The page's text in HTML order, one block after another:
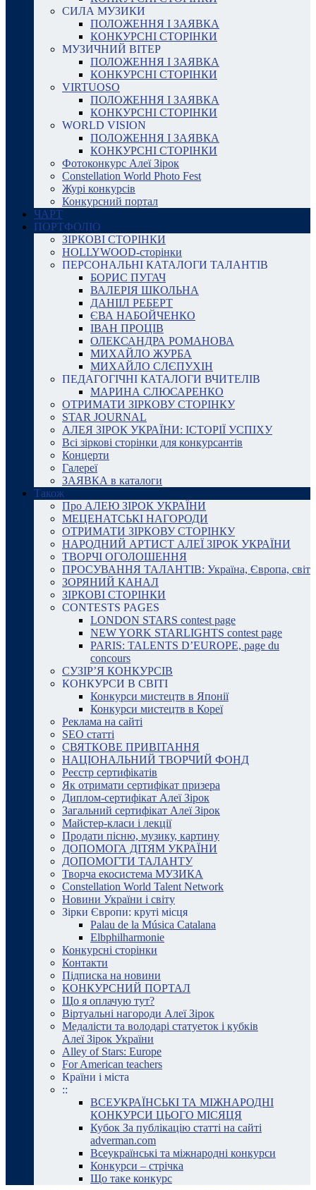
СИЛА МУЗИКИ
ПОЛОЖЕННЯ І ЗАЯВКА
КОНКУРСНІ СТОРІНКИ
МУЗИЧНИЙ ВІТЕР
ПОЛОЖЕННЯ І ЗАЯВКА
КОНКУРСНІ СТОРІНКИ
VIRTUOSO
ПОЛОЖЕННЯ І ЗАЯВКА
КОНКУРСНІ СТОРІНКИ
WORLD VISION
ПОЛОЖЕННЯ І ЗАЯВКА
КОНКУРСНІ СТОРІНКИ
Фотоконкурс Алеї Зірок
Constellation World Photo Fest
Журі конкурсів
Конкурсний портал
ЧАРТ
ПОРТФОЛІО
ЗІРКОВІ СТОРІНКИ
HOLLYWOOD-сторінки
ПЕРСОНАЛЬНІ КАТАЛОГИ ТАЛАНТІВ
БОРИС ПУГАЧ
ВАЛЕРІЯ ШКОЛЬНА
ДАНІІЛ РЕБЕРТ
ЄВА НАБОЙЧЕНКО
ІВАН ПРОЦІВ
ОЛЕКСАНДРА РОМАНОВА
МИХАЙЛО ЖУРБА
МИХАЙЛО СЛЄПУХІН
ПЕДАГОГІЧНІ КАТАЛОГИ ВЧИТЕЛІВ
МАРИНА СЛЮСАРЕНКО
ОТРИМАТИ ЗІРКОВУ СТОРІНКУ
STAR JOURNAL
АЛЕЯ ЗІРОК УКРАЇНИ: ІСТОРІЇ УСПІХУ
Всі зіркові сторінки для конкурсантів
Концерти
Галереї
ЗАЯВКА в каталоги
Також
Про АЛЕЮ ЗІРОК УКРАЇНИ
МЕЦЕНАТСЬКІ НАГОРОДИ
ОТРИМАТИ ЗІРКОВУ СТОРІНКУ
НАРОДНИЙ АРТИСТ АЛЕЇ ЗІРОК УКРАЇНИ
ТВОРЧІ ОГОЛОШЕННЯ
ПРОСУВАННЯ ТАЛАНТІВ: Україна, Європа, світ
ЗОРЯНИЙ КАНАЛ
ЗІРКОВІ СТОРІНКИ
CONTESTS PAGES
LONDON STARS contest page
NEW YORK STARLIGHTS contest page
PARIS: TALENTS D’EUROPE, page du
concours
СУЗІР’Я КОНКУРСІВ
КОНКУРСИ В СВІТІ
Конкурси мистецтв в Японії
Конкурси мистецтв в Кореї
Реклама на сайті
SEO статті
СВЯТКОВЕ ПРИВІТАННЯ
НАЦІОНАЛЬНИЙ ТВОРЧИЙ ФОНД
Реєстр сертифікатів
Як отримати сертифікат призера
Диплом-сертифікат Алеї Зірок
Загальний сертифікат Алеї Зірок
Майстер-класи і лекції
Продати пісню, музику, картину
ДОПОМОГА ДІТЯМ УКРАЇНИ
ДОПОМОГТИ ТАЛАНТУ
Творча екосистема МУЗИКА
Constellation World Talent Network
Новини України і світу
Зірки Європи: круті місця
Palau de la Música Catalana
Elbphilharmonie
Конкурсні сторінки
Контакти
Підписка на новини
КОНКУРСНИЙ ПОРТАЛ
Що я оплачую тут?
Віртуальні нагороди Алеї Зірок
Медалісти та володарі статуеток і кубків
Алеї Зірок України
Alley of Stars: Europe
For American teachers
Країни і міста
::
ВСЕУКРАЇНСЬКІ ТА МІЖНАРОДНІ
КОНКУРСИ ЦЬОГО МІСЯЦЯ
Кубок За публікацію статті на сайті
adverman.com
Всеукраїнські та міжнародні конкурси
Конкурси – стрічка
Що таке конкурс